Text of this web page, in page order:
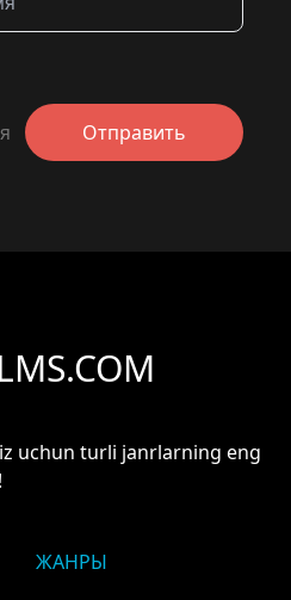
Отправить
uchun turli janrlarning eng
ЖАНРЫ